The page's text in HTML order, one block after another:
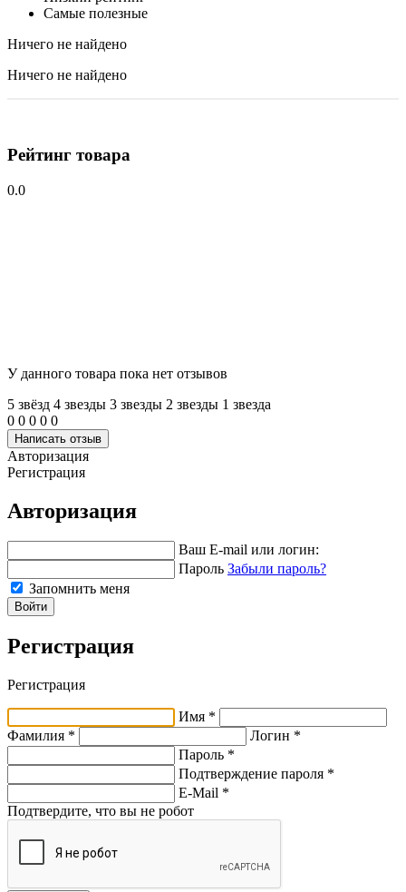
Самые полезные
Ничего не найдено
Ничего не найдено
Рейтинг товара
0.0
У данного товара пока нет отзывов
5 звёзд 4 звeзды 3 звeзды 2 звeзды 1 звeзда
0 0 0 0 0
Написать отзыв
Авторизация
Регистрация
Авторизация
Ваш E-mail или логин:
Пароль Забыли пароль?
Запомнить меня
Войти
Регистрация
Регистрация
Имя *
Фамилия *
Логин *
Пароль *
Подтверждение пароля *
E-Mail *
Подтвердите, что вы не робот